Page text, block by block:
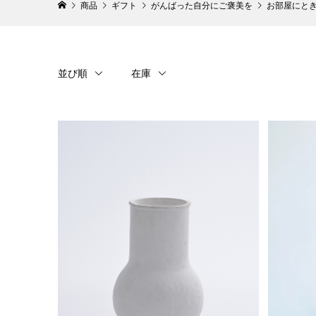
商品 ギフト がんばった自分にご褒美を お部屋にと
並び順 在庫